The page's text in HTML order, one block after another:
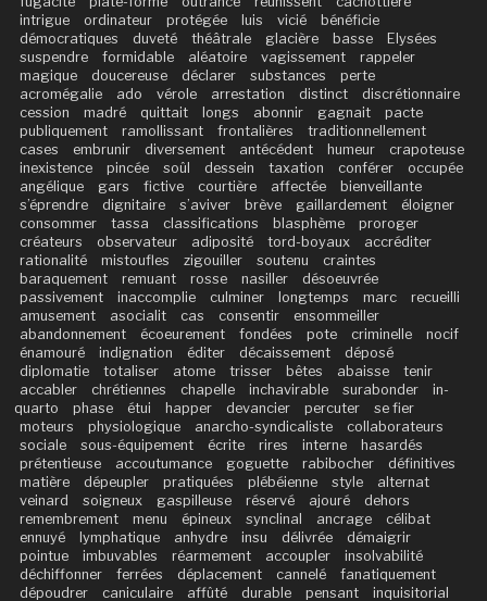
intrigue
ordinateur protégée luis vicié
bénéficie
démocratiques
duveté théâtrale glacière basse
Elysées
suspendre
formidable aléatoire vagissement
rappeler
magique
doucereuse déclarer substances
perte
acromégalie
ado vérole arrestation distinct
discrétionnaire
cession
madré quittait longs abonnir gagnait
pacte
publiquement
ramollissant frontalières
traditionnellement
cases
embrunir diversement antécédent humeur
crapoteuse
inexistence
pincée soûl dessein taxation conférer
occupée
angélique
gars fictive courtière affectée
bienveillante
s’éprendre
dignitaire s’aviver brève gaillardement
éloigner
consommer
tassa classifications blasphème
proroger
créateurs
observateur adiposité tord-boyaux
accréditer
rationalité
mistoufles zigouiller soutenu
craintes
baraquement
remuant rosse nasiller
désoeuvrée
passivement
inaccomplie culminer longtemps marc
recueilli
amusement
asocialit cas consentir
ensommeiller
abandonnement
écoeurement fondées pote criminelle
nocif
énamouré
indignation éditer décaissement
déposé
diplomatie
totaliser atome trisser bêtes abaisse
tenir
accabler
chrétiennes chapelle inchavirable surabonder
in-
quarto
phase étui happer devancier percuter
se fier
moteurs
physiologique anarcho-syndicaliste
collaborateurs
sociale
sous-équipement écrite rires interne
hasardés
prétentieuse
accoutumance goguette rabibocher
définitives
matière
dépeupler pratiquées plébéienne style
alternat
veinard
soigneux gaspilleuse réservé ajouré
dehors
remembrement
menu épineux synclinal ancrage
célibat
ennuyé
lymphatique anhydre insu délivrée
démaigrir
pointue
imbuvables réarmement accoupler
insolvabilité
déchiffonner
ferrées déplacement cannelé
fanatiquement
dépoudrer
caniculaire affûté durable pensant
inquisitorial